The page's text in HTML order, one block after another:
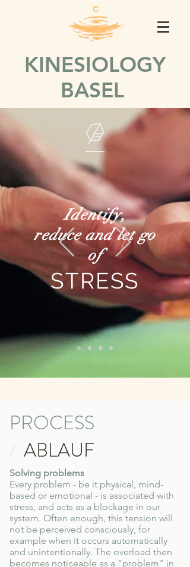
KINESIOLOGY
BASEL
Identify,
reduce and let go
of
STRESS
PROCESS
/ ABLAUF
Solving problems
Every problem - be it physical, mind-
based or emotional - is associated with
stress, and acts as a blockage in our
system. Often enough, this tension will
not be perceived consciously, for
example when it occurs automatically
and unintentionally. The overload then
becomes noticeable as a "problem" in